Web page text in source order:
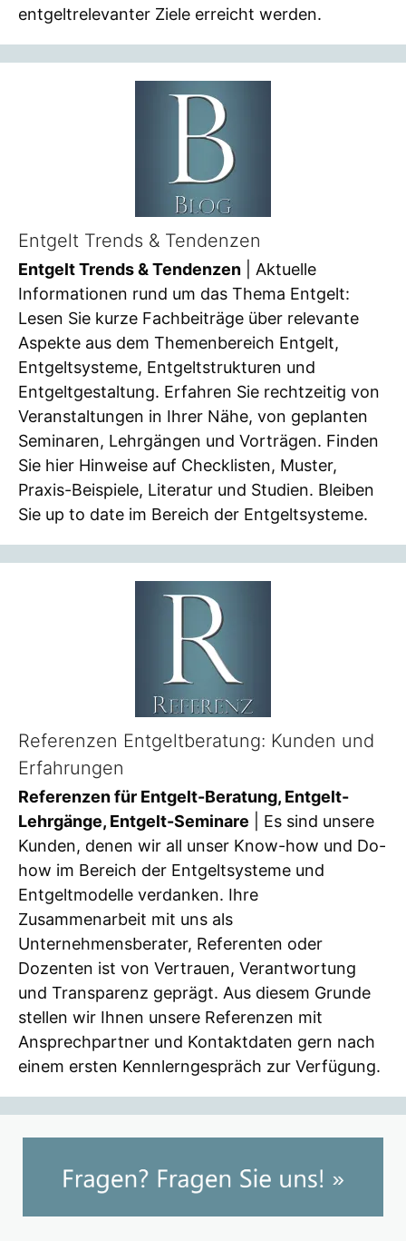
entgeltrelevanter Ziele erreicht werden.
Entgelt Trends & Tendenzen
Entgelt Trends & Tendenzen | Aktuelle
Informationen rund um das Thema Entgelt:
Lesen Sie kurze Fachbeiträge über relevante
Aspekte aus dem Themenbereich Entgelt,
Entgeltsysteme, Entgeltstrukturen und
Entgeltgestaltung. Erfahren Sie rechtzeitig von
Veranstaltungen in Ihrer Nähe, von geplanten
Seminaren, Lehrgängen und Vorträgen. Finden
Sie hier Hinweise auf Checklisten, Muster,
Praxis-Beispiele, Literatur und Studien. Bleiben
Sie up to date im Bereich der Entgeltsysteme.
Referenzen Entgeltberatung: Kunden und
Erfahrungen
Referenzen für Entgelt-Beratung, Entgelt-
Lehrgänge, Entgelt-Seminare | Es sind unsere
Kunden, denen wir all unser Know-how und Do-
how im Bereich der Entgeltsysteme und
Entgeltmodelle verdanken. Ihre
Zusammenarbeit mit uns als
Unternehmensberater, Referenten oder
Dozenten ist von Vertrauen, Verantwortung
und Transparenz geprägt. Aus diesem Grunde
stellen wir Ihnen unsere Referenzen mit
Ansprechpartner und Kontaktdaten gern nach
einem ersten Kennlerngespräch zur Verfügung.